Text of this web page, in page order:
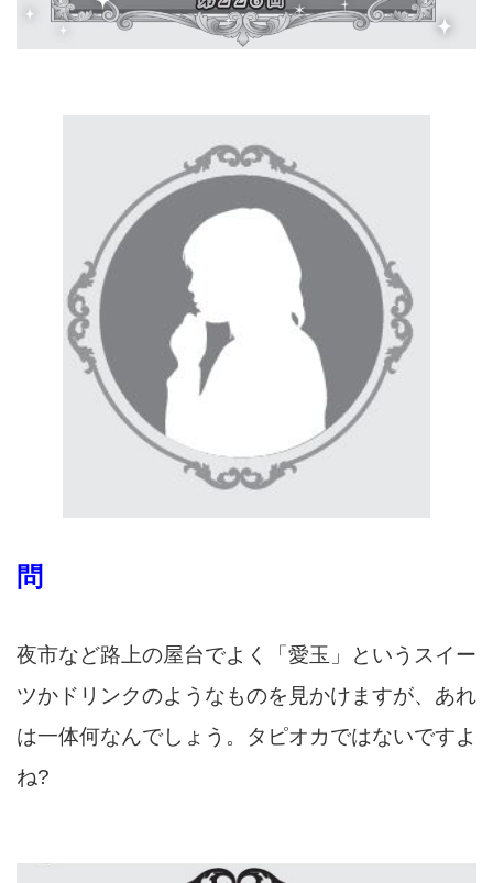
問
夜市など路上の屋台でよく「愛玉」というスイー
ツかドリンクのようなものを見かけますが、あれ
は一体何なんでしょう。タピオカではないですよ
ね?